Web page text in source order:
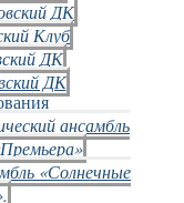
ДК
Клуб
ДК
ДК
ансамбль
«Солнечные